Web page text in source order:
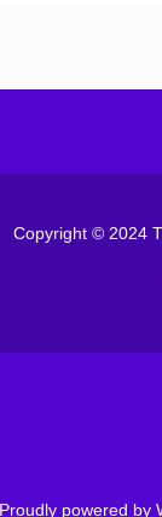
Copyright © 2024
Proudly powered by